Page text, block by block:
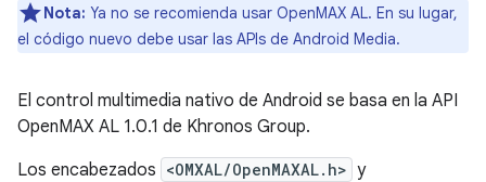
Nota: Ya no se recomienda usar OpenMAX AL. En su lugar,
el código nuevo debe usar las APIs de Android Media.
El control multimedia nativo de Android se basa en la API
OpenMAX AL 1.0.1 de Khronos Group.
Los encabezados <OMXAL/OpenMAXAL.h> y